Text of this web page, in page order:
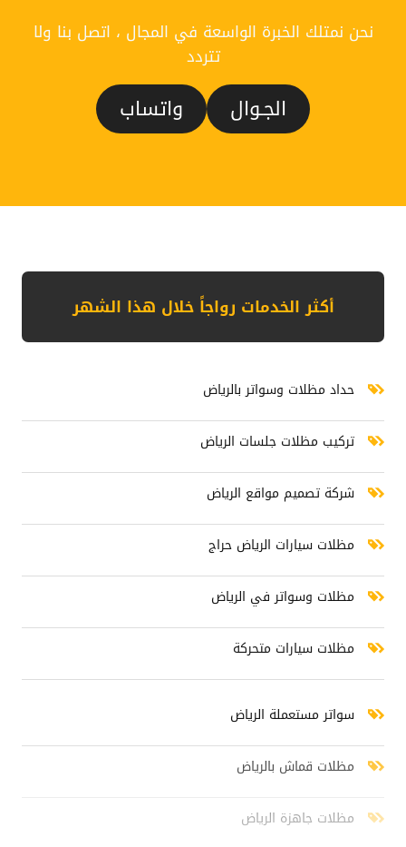
نحن نمتلك الخبرة الواسعة في المجال ، اتصل بنا ولا
تتردد
الجـوال واتساب
أكثر الخدمات رواجاً خلال هذا الشهر
حداد مظلات وسواتر بالرياض
تركيب مظلات جلسات الرياض
شركة تصميم مواقع الرياض
مظلات سيارات الرياض حراج
مظلات وسواتر في الرياض
مظلات سيارات متحركة
سواتر مستعملة الرياض
مظلات قماش بالرياض
مظلات جاهزة الرياض